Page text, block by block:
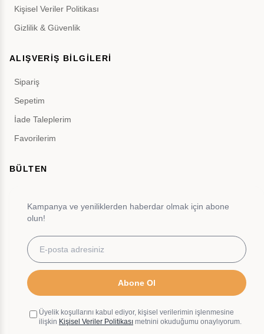
Kişisel Veriler Politikası
Gizlilik & Güvenlik
ALIŞVERİŞ BİLGİLERİ
Sipariş
Sepetim
İade Taleplerim
Favorilerim
BÜLTEN
Kampanya ve yeniliklerden haberdar olmak için abone
olun!
Abone Ol
Üyelik koşullarını kabul ediyor, kişisel verilerimin işlenmesine
ilişkin Kişisel Veriler Politikası metnini okuduğumu onaylıyorum.